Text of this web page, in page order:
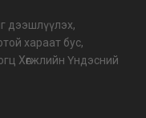
дээшлүүлэх,
хараат бус,
Хөгжлийн Үндэсний